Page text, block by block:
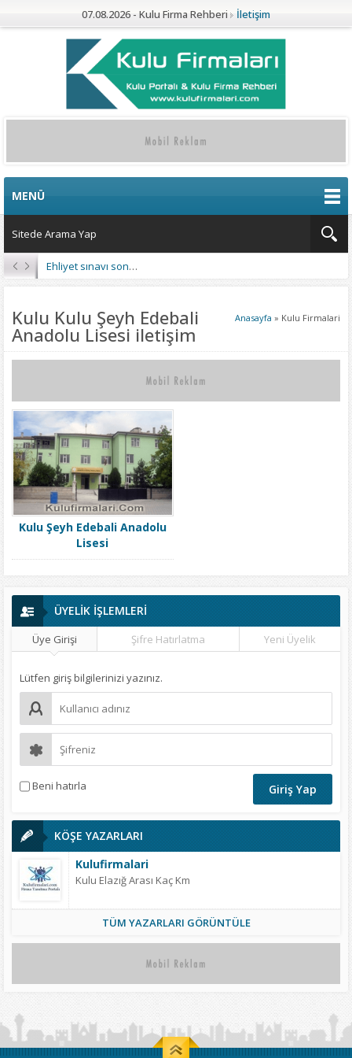
07.08.2026 - Kulu Firma Rehberi İletişim
MENÜ
Ehliyet sınavı sonuçları açıklandı
Anasayfa » Kulu Firmalari
Kulu Kulu Şeyh Edebali
Anadolu Lisesi iletişim
Kulu Şeyh Edebali Anadolu
Lisesi
ÜYELİK İŞLEMLERİ
Üye Girişi Şifre Hatırlatma Yeni Üyelik
Lütfen giriş bilgilerinizi yazınız.
Beni hatırla
KÖŞE YAZARLARI
Kulufirmalari
Kulu Elazığ Arası Kaç Km
TÜM YAZARLARI GÖRÜNTÜLE